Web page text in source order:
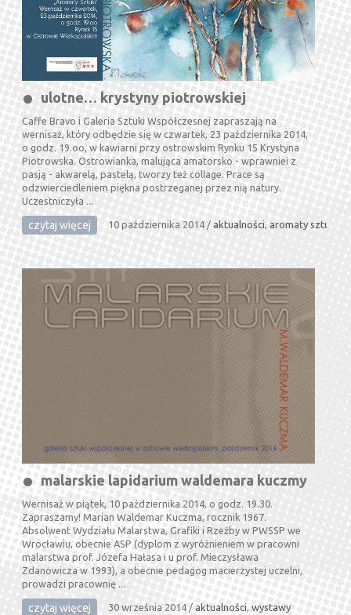
ulotne… krystyny piotrowskiej
Caffe Bravo i Galeria Sztuki Współczesnej zapraszają na
wernisaż, który odbędzie się w czwartek, 23 października 2014,
o godz. 19.oo, w kawiarni przy ostrowskim Rynku 15 Krystyna
Piotrowska. Ostrowianka, malująca amatorsko - wprawniei z
pasją - akwarelą, pastelą, tworzy też collage. Prace są
odzwierciedleniem piękna postrzeganej przez nią natury.
Uczestniczyła ...
czytaj więcej 10 października 2014 / aktualności aromaty sztuki
malarskie lapidarium waldemara kuczmy
Wernisaż w piątek, 10 października 2014, o godz. 19.30.
Zapraszamy! Marian Waldemar Kuczma, rocznik 1967.
Absolwent Wydziału Malarstwa, Grafiki i Rzeźby w PWSSP we
Wrocławiu, obecnie ASP (dyplom z wyróżnieniem w pracowni
malarstwa prof. Józefa Hałasa i u prof. Mieczysława
Zdanowicza w 1993), a obecnie pedagog macierzystej uczelni,
prowadzi pracownię ...
czytaj więcej 30 września 2014 / aktualności, wystawy